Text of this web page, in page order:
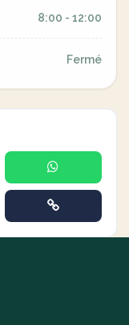
8:00 - 12:00
Fermé